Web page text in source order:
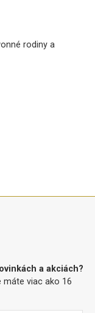
rodiny a
a akciách?
máte viac ako 16